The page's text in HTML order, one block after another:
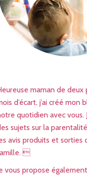
maman de
d’écart, j’ai créé mon
quotidien avec vous.
sujets sur la
avis produits et sorties

vous propose